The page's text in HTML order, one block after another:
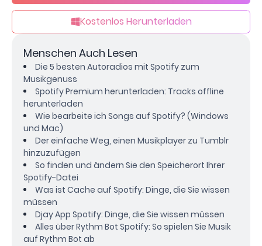
Kostenlos Herunterladen
Menschen Auch Lesen
Die 5 besten Autoradios mit Spotify zum
Musikgenuss
Spotify Premium herunterladen: Tracks offline
herunterladen
Wie bearbeite ich Songs auf Spotify? (Windows
und Mac)
Der einfache Weg, einen Musikplayer zu Tumblr
hinzuzufügen
So finden und ändern Sie den Speicherort Ihrer
Spotify-Datei
Was ist Cache auf Spotify: Dinge, die Sie wissen
müssen
Djay App Spotify: Dinge, die Sie wissen müssen
Alles über Rythm Bot Spotify: So spielen Sie Musik
auf Rythm Bot ab